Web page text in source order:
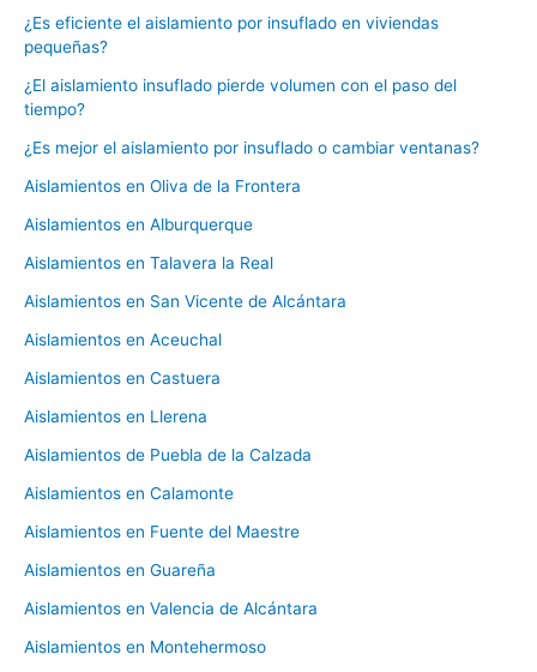
¿Es eficiente el aislamiento por insuflado en viviendas
pequeñas?
¿El aislamiento insuflado pierde volumen con el paso del
tiempo?
¿Es mejor el aislamiento por insuflado o cambiar ventanas?
Aislamientos en Oliva de la Frontera
Aislamientos en Alburquerque
Aislamientos en Talavera la Real
Aislamientos en San Vicente de Alcántara
Aislamientos en Aceuchal
Aislamientos en Castuera
Aislamientos en Llerena
Aislamientos de Puebla de la Calzada
Aislamientos en Calamonte
Aislamientos en Fuente del Maestre
Aislamientos en Guareña
Aislamientos en Valencia de Alcántara
Aislamientos en Montehermoso